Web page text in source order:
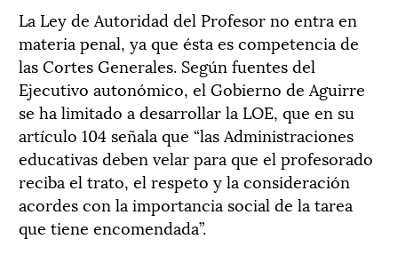
La Ley de Autoridad del Profesor no entra en
materia penal, ya que ésta es competencia de
las Cortes Generales. Según fuentes del
Ejecutivo autonómico, el Gobierno de Aguirre
se ha limitado a desarrollar la LOE, que en su
artículo 104 señala que “las Administraciones
educativas deben velar para que el profesorado
reciba el trato, el respeto y la consideración
acordes con la importancia social de la tarea
que tiene encomendada”.